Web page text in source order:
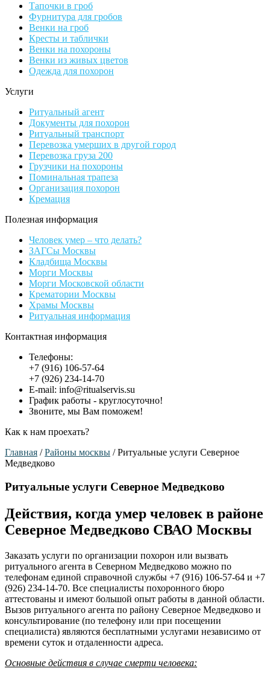
Тапочки в гроб
Фурнитура для гробов
Венки на гроб
Кресты и таблички
Венки на похороны
Венки из живых цветов
Одежда для похорон
Услуги
Ритуальный агент
Документы для похорон
Ритуальный транспорт
Перевозка умерших в другой город
Перевозка груза 200
Грузчики на похороны
Поминальная трапеза
Организация похорон
Кремация
Полезная информация
Человек умер – что делать?
ЗАГСы Москвы
Кладбища Москвы
Морги Москвы
Морги Московской области
Крематории Москвы
Храмы Москвы
Ритуальная информация
Контактная информация
Телефоны:
+7 (916) 106-57-64
+7 (926) 234-14-70
E-mail: info@ritualservis.su
График работы - круглосуточно!
Звоните, мы Вам поможем!
Как к нам проехать?
Главная /Районы москвы /Ритуальные услуги Северное
Медведково
Ритуальные услуги Северное Медведково
Действия, когда умер человек в районе
Северное Медведково СВАО Москвы
Заказать услуги по организации похорон или вызвать
ритуального агента в Северном Медведково можно по
телефонам единой справочной службы +7 (916) 106-57-64 и +7
(926) 234-14-70. Все специалисты похоронного бюро
аттестованы и имеют большой опыт работы в данной области.
Вызов ритуального агента по району Северное Медведково и
консультирование (по телефону или при посещении
специалиста) являются бесплатными услугами независимо от
времени суток и отдаленности адреса.
Основные действия в случае смерти человека: